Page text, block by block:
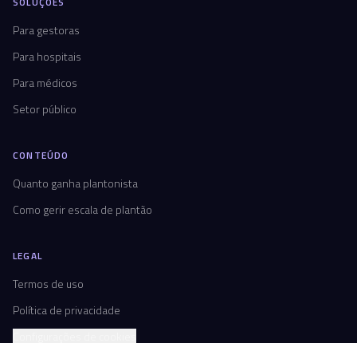
Para gestoras
Para hospitais
Para médicos
Setor público
CONTEÚDO
Quanto ganha plantonista
Como gerir escala de plantão
LEGAL
Termos de uso
Política de privacidade